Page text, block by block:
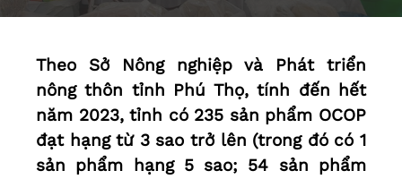
Theo Sở Nông nghiệp và Phát triển
nông thôn tỉnh Phú Thọ, tính đến hết
năm 2023, tỉnh có 235 sản phẩm OCOP
đạt hạng từ 3 sao trở lên (trong đó có 1
sản phẩm hạng 5 sao; 54 sản phẩm